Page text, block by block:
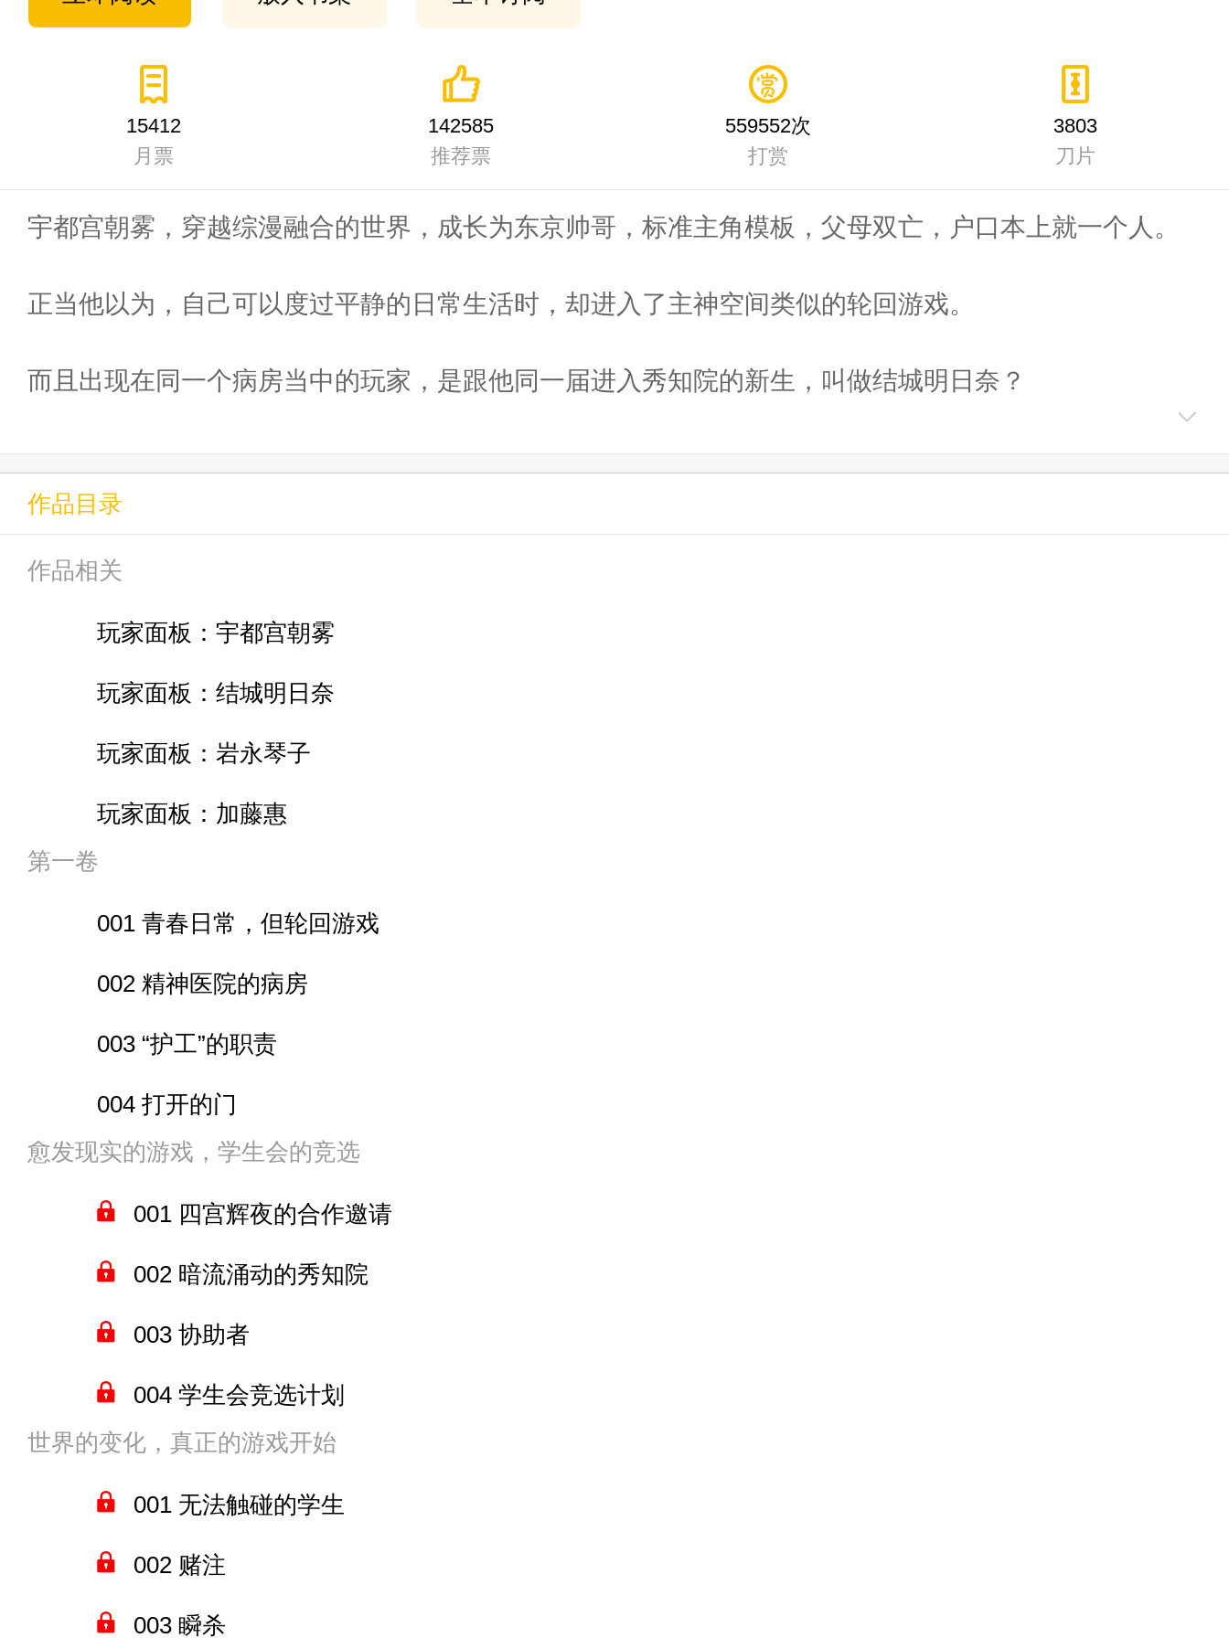
15412
月票
142585
推荐票
559552次
打赏
3803
刀片
宇都宫朝雾，穿越综漫融合的世界，成长为东京帅哥，标准主角模板，父母双亡，户口本上就一个人。
正当他以为，自己可以度过平静的日常生活时，却进入了主神空间类似的轮回游戏。
而且出现在同一个病房当中的玩家，是跟他同一届进入秀知院的新生，叫做结城明日奈？
坏消息：轮回游戏异常危险，稍有不慎就会死亡。
好消息：这个游戏的奖励很丰厚，朝雾很喜欢玩。
堂登场！
主）】
作品目录
作品相关
玩家面板：宇都宫朝雾
玩家面板：结城明日奈
玩家面板：岩永琴子
玩家面板：加藤惠
第一卷
001 青春日常，但轮回游戏
002 精神医院的病房
003 “护工”的职责
004 打开的门
005 骤然提升的好感度
006 S+的通关奖励
007 十指相扣的二人
008 巨山精神病院
009 无慈悲之人
愈发现实的游戏，学生会的竞选
001 四宫辉夜的合作邀请
002 暗流涌动的秀知院
003 协助者
004 学生会竞选计划
005 与明日奈的约会
006 二人的亲密夜晚
007 恋人的结合，四宫辉夜的竞选计划
世界的变化，真正的游戏开始
001 无法触碰的学生
002 赌注
003 瞬杀